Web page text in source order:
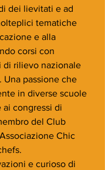
dei lievitati e ad
tematiche
e alla
corsi con
di rilievo nazionale
passione che
in diverse scuole
ai congressi di
del Club
Chic
e curioso di